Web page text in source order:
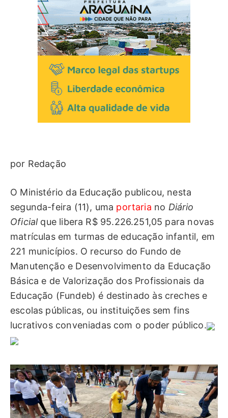
por Redação
O Ministério da Educação publicou, nesta
segunda-feira (11), uma portaria no Diário
Oficialque libera R$ 95.226.251,05 para novas
matrículas em turmas de educação infantil, em
221 municípios. O recurso do Fundo de
Manutenção e Desenvolvimento da Educação
Básica e de Valorização dos Profissionais da
Educação (Fundeb) é destinado às creches e
escolas públicas, ou instituições sem fins
lucrativos conveniadas com o poder público.